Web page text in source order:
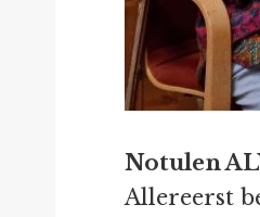
Notulen
Allereerst